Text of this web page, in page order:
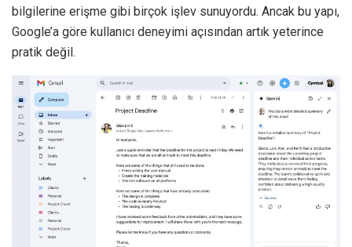
bilgilerine erişme gibi birçok işlev sunuyordu. Ancak bu yapı,
Google’a göre kullanıcı deneyimi açısından artık yeterince
pratik değil.